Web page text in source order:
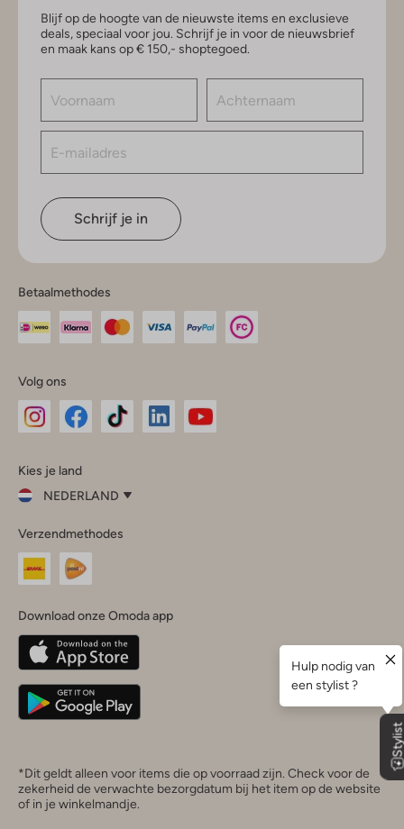
Blijf op de hoogte van de nieuwste items en exclusieve
deals, speciaal voor jou. Schrijf je in voor de nieuwsbrief
en maak kans op € 150,- shoptegoed.
Schrijf je in
Betaalmethodes
Volg ons
InstagramFacebook
Kies je land
NEDERLAND
je
land
Nederland
Belgique(Français)
Deutschland
Verzendmethodes
Download onze Omoda app
*Dit geldt alleen voor items die op voorraad zijn. Check voor de
zekerheid de verwachte bezorgdatum bij het item op de website
of in je winkelmandje.